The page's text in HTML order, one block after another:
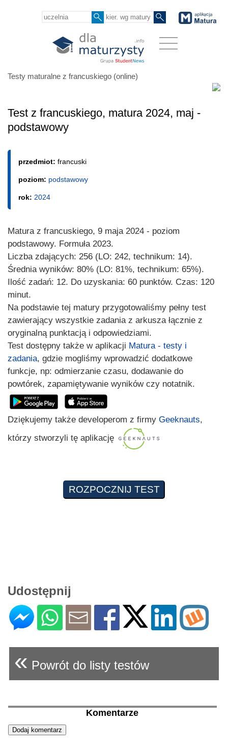
Testy maturalne z francuskiego (online)
Test z francuskiego, matura 2024, maj -
podstawowy
przedmiot: francuski
poziom: podstawowy
rok: 2024
Matura z francuskiego, 9 maja 2024 - poziom
podstawowy. Formuła 2023.
Liczba zdających: 256 (LO: 242, technikum: 14).
Średnia wyników: 80% (LO: 81%, technikum: 65%).
Ilość zadań: 12. Do uzyskania: 60 punktów. Czas: 120
minut.
Na podstawie tej matury przygotowaliśmy pełny test
zawierający wszystkie zadania z arkusza łącznie z
oryginalną punktacją i odpowiedziami.
Test dostępny także w aplikacji Matura - testy i
zadania, gdzie mogliśmy wprowadzić dodatkowe
funkcje, np: odmierzanie czasu, dodawanie do
powtórek, zapamiętywanie wyników czy notatnik.
Dziękujemy także developerom z firmy Geeknauts,
którzy stworzyli tę aplikację
Udostępnij
« Powrót do listy testów
Komentarze